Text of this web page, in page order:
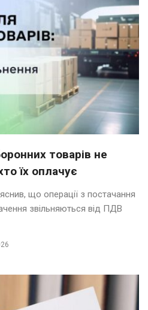
товарів не
їх оплачує
що операції з постачання
звільняються від ПДВ